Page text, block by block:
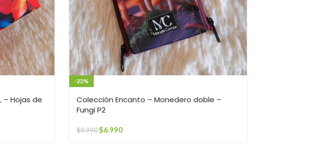
– Hojas de
-22%
Colección Encanto – Monedero doble –
Fungi P2
$8.990$6.990